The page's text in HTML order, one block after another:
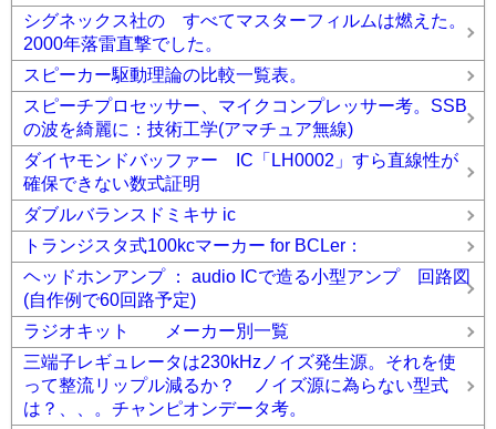
シグネックス社の すべてマスターフィルムは燃えた。
2000年落雷直撃でした。
スピーカー駆動理論の比較一覧表。
スピーチプロセッサー、マイクコンプレッサー考。SSB
の波を綺麗に：技術工学(アマチュア無線)
ダイヤモンドバッファー IC「LH0002」すら直線性が
確保できない数式証明
ダブルバランスドミキサ ic
トランジスタ式100kcマーカー for BCLer：
ヘッドホンアンプ ： audio ICで造る小型アンプ 回路図
(自作例で60回路予定)
ラジオキット メーカー別一覧
三端子レギュレータは230kHzノイズ発生源。それを使
って整流リップル減るか？ ノイズ源に為らない型式
は？、、。チャンピオンデータ考。